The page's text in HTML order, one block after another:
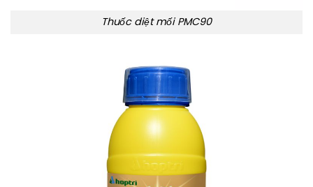
Thuốc diệt mối PMC90